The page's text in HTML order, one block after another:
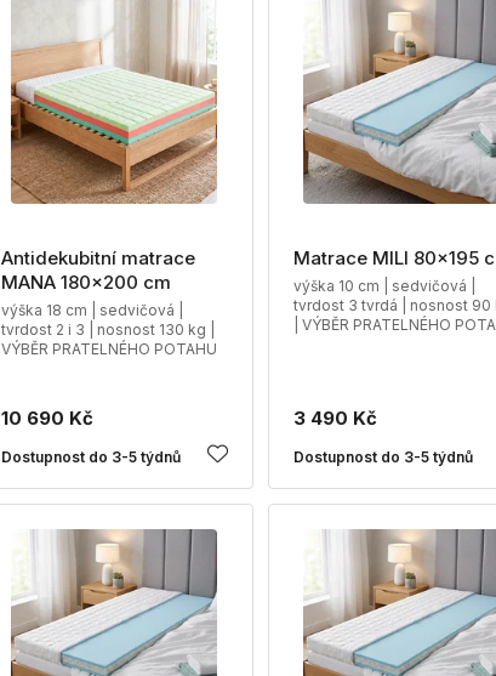
Antidekubitní matrace
MANA 180x200 cm
výška 18 cm | sedvičová |
tvrdost 2 i 3 | nosnost 130 kg |
VÝBĚR PRATELNÉHO POTAHU
10 690 Kč
Dostupnost do 3-5 týdnů
Matrace MILI 80x195
výška 10 cm | sedvičová |
tvrdost 3 tvrdá | nosnost 90
| VÝBĚR PRATELNÉHO
3 490 Kč
Dostupnost do 3-5 týdnů